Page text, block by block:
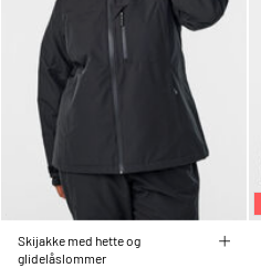
Skijakke med hette og
glidelåslommer